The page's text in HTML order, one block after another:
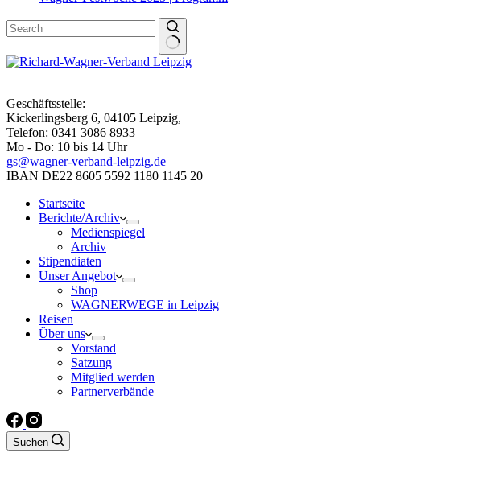
Geschäftsstelle:
Kickerlingsberg 6, 04105 Leipzig,
Telefon: 0341 3086 8933
Mo - Do: 10 bis 14 Uhr
gs@wagner-verband-leipzig.de
IBAN DE22 8605 5592 1180 1145 20
Startseite
Berichte/Archiv
Medienspiegel
Archiv
Stipendiaten
Unser Angebot
Shop
WAGNERWEGE in Leipzig
Reisen
Über uns
Vorstand
Satzung
Mitglied werden
Partnerverbände
Suchen